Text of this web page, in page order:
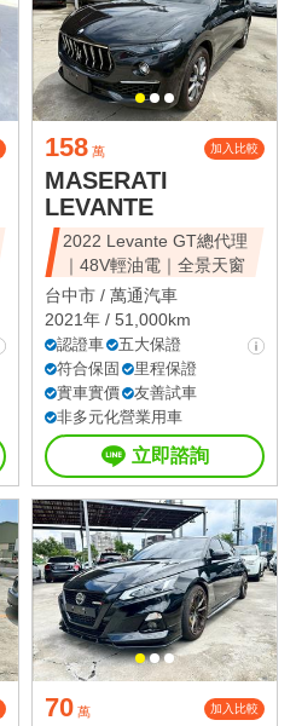
158 萬 加入比較
MASERATI
LEVANTE
2022 Levante GT總代理
｜48V輕油電｜全景天窗
台中市 / 萬通汽車
2021年 / 51,000km
認證車
五大保證
符合保固
里程保證
實車實價
友善試車
非多元化營業用車
立即諮詢
70 萬 加入比較